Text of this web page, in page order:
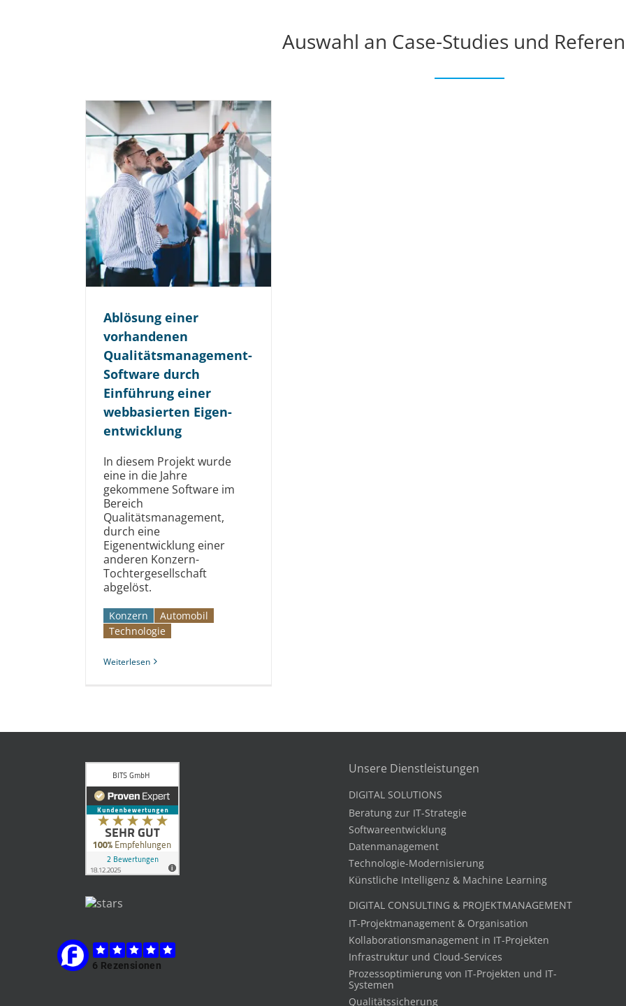
Auswahl an Case-Studies und
Ablösung einer
vorhandenen
Qualitäts­management-
Software durch
Einführung einer
webbasierten Eigen­
entwicklung
In diesem Projekt wurde
eine in die Jahre
gekommene Software im
Bereich
Qualitätsmanagement,
durch eine
Eigenentwicklung einer
anderen Konzern-
Tochtergesellschaft
abgelöst.
Konzern
Automobil­­
Technologie
Weiterlesen
Unsere Dienstleistungen
DIGITAL SOLUTIONS
Beratung zur IT-Strategie
Softwareentwicklung
Datenmanagement
Technologie-Modernisierung
Künstliche Intelligenz & Machine Learning
DIGITAL CONSULTING & PROJEKTMANAGEMENT
IT-Projektmanagement & Organisation
Kollaborationsmanagement in IT-Projekten
Infrastruktur und Cloud-Services
Prozessoptimierung von IT-Projekten und IT-
Systemen
Qualitätssicherung